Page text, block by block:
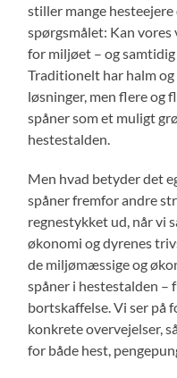
stiller mange
spørgsmålet: Kan vores
for miljøet – og
Traditionelt har halm
løsninger, men flere og
spåner som et muligt
hestestalden.
Men hvad betyder det
spåner fremfor andre
regnestykket ud, når vi
økonomi og dyrenes
de miljømæssige og
spåner i hestestalden –
bortskaffelse. Vi ser på
konkrete overvejelser,
for både hest,